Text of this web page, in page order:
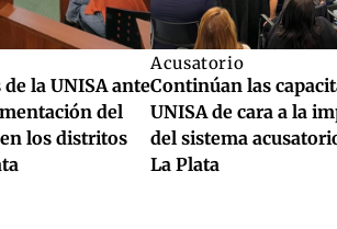
la UNISA ante
del
los distritos
Acusatorio
Continúan las
UNISA de cara a la
del sistema
La Plata